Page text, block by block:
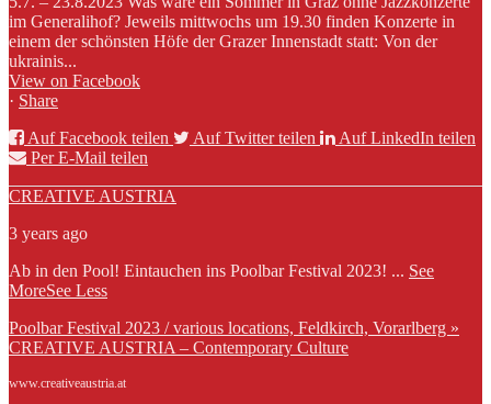
im Generalihof? Jeweils mittwochs um 19.30 finden Konzerte in
einem der schönsten Höfe der Grazer Innenstadt statt: Von der
ukrainis...
View on Facebook
· Share
Auf Facebook teilen
Auf Twitter teilen
Auf LinkedIn teilen
Per E-Mail teilen
CREATIVE AUSTRIA
3 years ago
Ab in den Pool! Eintauchen ins Poolbar Festival 2023! ... See
MoreSee Less
Poolbar Festival 2023 / various locations, Feldkirch, Vorarlberg »
CREATIVE AUSTRIA – Contemporary Culture
www.creativeaustria.at